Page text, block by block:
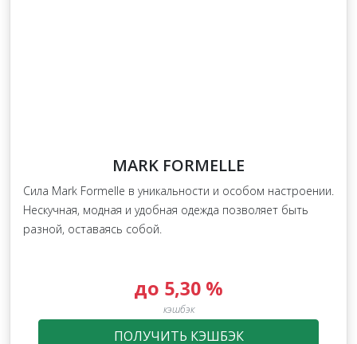
MARK FORMELLE
Сила Mark Formelle в уникальности и особом настроении.
Нескучная, модная и удобная одежда позволяет быть
разной, оставаясь собой.
до 5,30 %
кэшбэк
ПОЛУЧИТЬ КЭШБЭК